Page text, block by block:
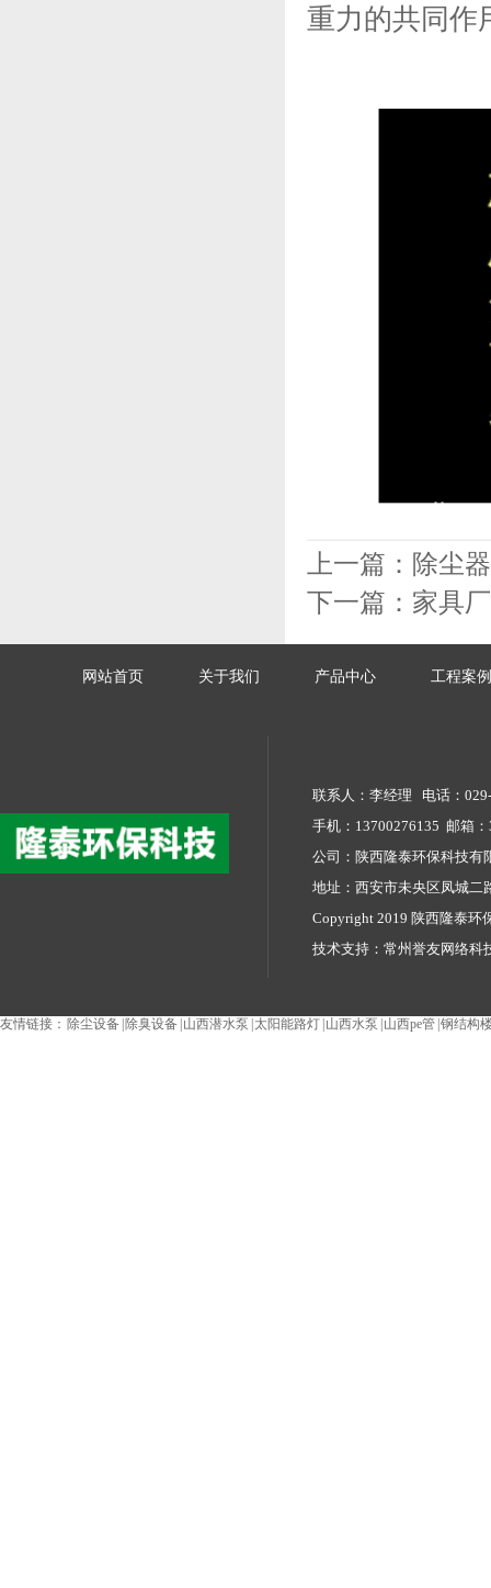
重力的共同作
上一篇： 除尘器
下一篇： 家具
网站首页 关于我们 产品中心 工程案例
联系人：李经理 电话：
手机：13700276135 邮箱：
公司：陕西隆泰环保科技
地址：西安市未央区凤城二
Copyright 2019 陕西隆泰环
技术支持： 常州誉友网络科
友情链接： 除尘设备 除臭设备 山西潜水泵 太阳能路灯 山西水泵 山西pe管 |钢结构